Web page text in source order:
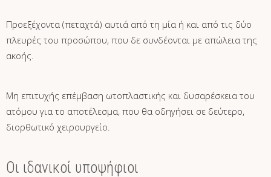
Προεξέχοντα (πεταχτά) αυτιά από τη μία ή και από τις δύο
πλευρές του προσώπου, που δε συνδέονται με απώλεια της
ακοής.
Μη επιτυχής επέμβαση ωτοπλαστικής και δυσαρέσκεια του
ατόμου για το αποτέλεσμα, που θα οδηγήσει σε δεύτερο,
διορθωτικό χειρουργείο.
Οι ιδανικοί υποψήφιοι